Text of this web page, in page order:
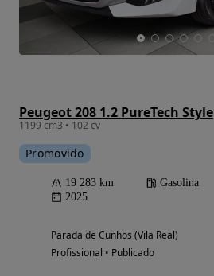
Peugeot 208 1.2 PureTech Style
1199 cm3 • 102 cv
Promovido
19 283 km Gasolina
2025
Parada de Cunhos (Vila Real)
Profissional • Publicado